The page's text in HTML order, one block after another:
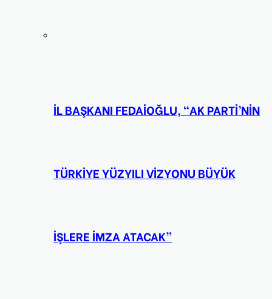
İL BAŞKANI FEDAİOĞLU, “AK PARTİ’NİN
TÜRKİYE YÜZYILI VİZYONU BÜYÜK
İŞLERE İMZA ATACAK”